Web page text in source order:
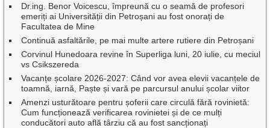
Dr.ing. Benor Voicescu, împreună cu o seamă de profesori
emeriți ai Universității din Petroșani au fost onorați de
Facultatea de Mine
Continuă asfaltările, pe mai multe artere rutiere din Petroșani
Corvinul Hunedoara revine în Superliga luni, 20 iulie, cu meciul
vs Csikszereda
Vacanțe școlare 2026-2027: Când vor avea elevii vacanțele de
toamnă, iarnă, Paște și vară pe parcursul anului școlar viitor
Amenzi usturătoare pentru șoferii care circulă fără rovinietă:
Cum funcționează verificarea rovinietei și de ce mulți
conducători auto află târziu că au fost sancționați